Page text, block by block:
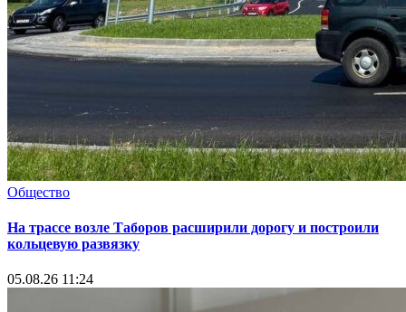
Общество
На трассе возле Таборов расширили дорогу и построили
кольцевую развязку
05.08.26 11:24